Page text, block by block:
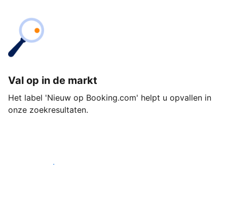
Val op in de markt
Het label 'Nieuw op Booking.com' helpt u opvallen in
onze zoekresultaten.
Begin vandaag nog